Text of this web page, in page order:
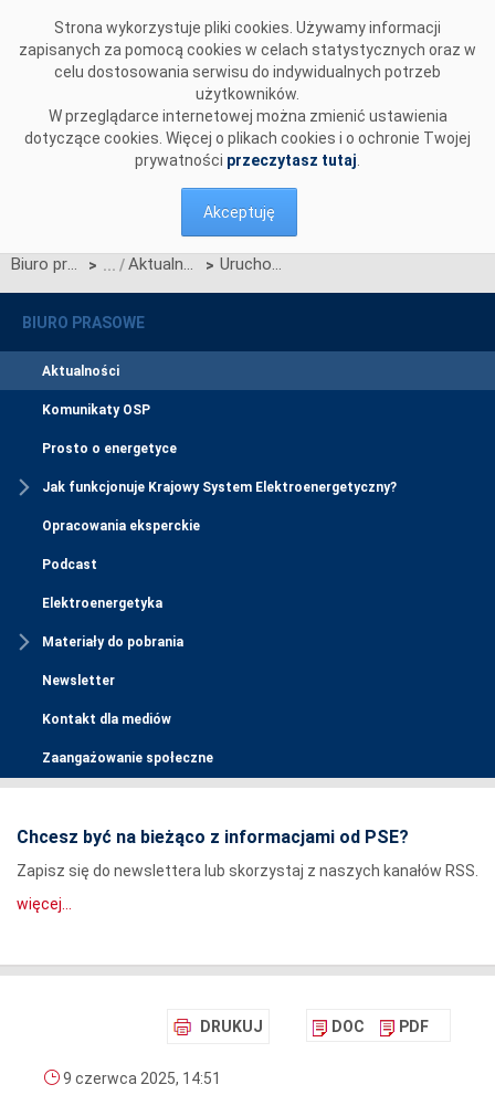
Strona wykorzystuje pliki cookies. Używamy informacji
zapisanych za pomocą cookies w celach statystycznych oraz w
celu dostosowania serwisu do indywidualnych potrzeb
użytkowników.
W przeglądarce internetowej można zmienić ustawienia
dotyczące cookies. Więcej o plikach cookies i o ochronie Twojej
prywatności przeczytasz tutaj
Akceptuję
Biuro prasowe > Aktualności > Uruchomienie CSIRE w świetle planowanych zmian w ustawie Prawo energetyczne – materiały z II spotkania URE z uczestnikami rynku
BIURO PRASOWE
Aktualności
Komunikaty OSP
Prosto o energetyce
Jak funkcjonuje Krajowy System Elektroenergetyczny?
Opracowania eksperckie
Podcast
Elektroenergetyka
Materiały do pobrania
Newsletter
Kontakt dla mediów
Zaangażowanie społeczne
Chcesz być na bieżąco z informacjami od PSE?
Zapisz się do newslettera lub skorzystaj z naszych kanałów RSS.
więcej...
DRUKUJ DOC PDF
9 czerwca 2025, 14:51